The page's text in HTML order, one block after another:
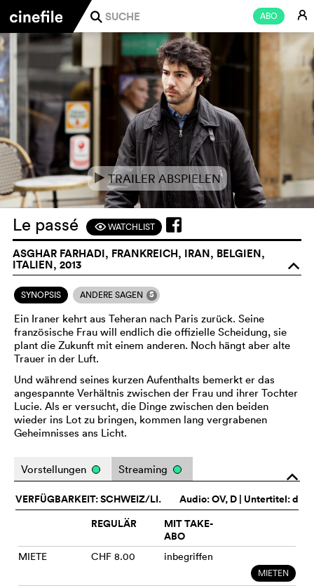
ABO E
j
eTRAILER ABSPIELEN
Le passé FWATCHLIST
ASGHAR FARHADI, FRANKREICH, IRAN, BELGIEN,
ITALIEN, 2013 o
SYNOPSIS ANDERE SAGEN 5
Ein Iraner kehrt aus Teheran nach Paris zurück. Seine
französische Frau will endlich die offizielle Scheidung, sie
plant die Zukunft mit einem anderen. Noch hängt aber alte
Trauer in der Luft.
Und während seines kurzen Aufenthalts bemerkt er das
angespannte Verhältnis zwischen der Frau und ihrer Tochter
Lucie. Als er versucht, die Dinge zwischen den beiden
wieder ins Lot zu bringen, kommen lang vergrabenen
Geheimnisses ans Licht.
o
Vorstellungen Streaming
Audio:OV, D | Untertitel: d
VERFÜGBARKEIT: SCHWEIZ/LI.
REGULÄR
MIT TAKE-
ABO
MIETE CHF 8.00 inbegriffen
MIETEN